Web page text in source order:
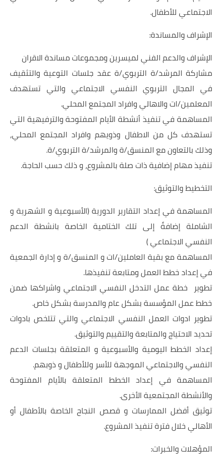
الاجتماعي للأطفال.
الإشراف والمساندة:
الإشراف والدعم الفني لميسرين ومجموعات مساندة الاقران
مشاركة المرشد/ة التربوي/ة عقد جلسات التوعية والتثقيف
في المجال التربوي النفسي الاجتماعي والتي تستهدف
المعلمين/ات والاهالي وافراد المجتمع المحلي.
المساهمة في تنفيذ أنشطة الأيام المفتوحة والترفيهية التي
تستهدف كل من الاطفال وذويهم وافراد المجتمع المحلي،
وذلك بالتعاون مع المنسق/ة والمرشد/ة التربوي/ة.
تنفيذ مهام إضافية ذات صلة بالمشروع، و ذلك حسب الحاجة.
التخطيط والتوثيق:
المساهمة في إعداد التقارير الدورية (الأسبوعية و الشهرية و
الشاملة إضافةً إلى تلك الختامية الخاصة بانشطة الدعم
النفسي الاجتماعي )
المساهمة مع بقية العاملين/ات و المنسق/ة و إدارة الجمعية
في إعداد خطط العمل ومتابعة تنفيذها.
تطوير خطة عمل التدخل النفسي الاجتماعي واشراكها ضمن
خطط عمل المؤسسة بشكل عام والمدرسة بشكل خاص.
تطوير ادوات العمل النفسي الاجتماعي والتي تتلخص بادوات
تحديد الاحتياج والمتابعة والتقييم والتوثيق.
إعداد الخطط اليومية والأسبوعية و المتعلقة بجلسات الدعم
النفسي والاجتماعي الموجهة للأسر وللأطفال و ذوبهم.
المساهمة في إعداد الخطط المتعلقة بالأيام المفتوحة
والأنشطة المجتمعية الأخرى.
توثيق أفضل الممارسات و قصص النجاح الخاصة بالأطفال أو
الأهالي خلال فترة تنفيذ المشروع.
المؤهلات والخبرات: